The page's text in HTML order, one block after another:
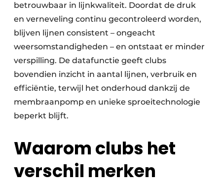
betrouwbaar in lijnkwaliteit. Doordat de druk
en verneveling continu gecontroleerd worden,
blijven lijnen consistent – ongeacht
weersomstandigheden – en ontstaat er minder
verspilling. De datafunctie geeft clubs
bovendien inzicht in aantal lijnen, verbruik en
efficiëntie, terwijl het onderhoud dankzij de
membraanpomp en unieke sproeitechnologie
beperkt blijft.
Waarom clubs het
verschil merken